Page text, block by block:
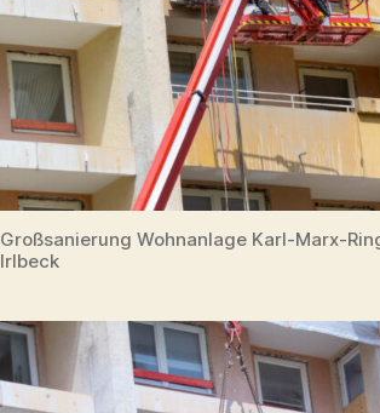
Großsanierung Wohnanlage Karl-Marx-
Irlbeck